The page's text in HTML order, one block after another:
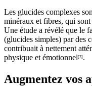
Les glucides complexes
minéraux et fibres, qui
Une étude a révélé que le
(glucides simples) par des
contribuait à nettement
physique et émotionnel [3] .
Augmentez vos